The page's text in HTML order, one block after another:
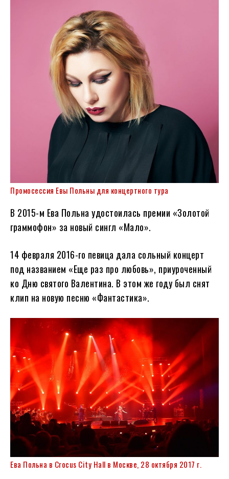
Промосессия Евы Польны для концертного тура
В 2015-м Ева Польна удостоилась премии «Золотой
граммофон» за новый сингл «Мало».
14 февраля 2016-го певица дала сольный концерт
под названием «Еще раз про любовь», приуроченный
ко Дню святого Валентина. В этом же году был снят
клип на новую песню «Фантастика».
Ева Польна в Crocus City Hall в Москве, 28 октября 2017 г.